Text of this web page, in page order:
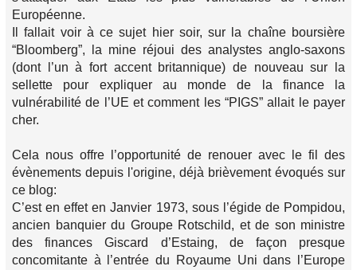
Européenne.
Il fallait voir à ce sujet hier soir, sur la chaîne boursière
“Bloomberg”, la mine réjoui des analystes anglo-saxons
(dont l’un à fort accent britannique) de nouveau sur la
sellette pour expliquer au monde de la finance la
vulnérabilité de l’UE et comment les “PIGS” allait le payer
cher.
Cela nous offre l’opportunité de renouer avec le fil des
évènements depuis l'origine, déjà brièvement évoqués sur
ce blog:
C’est en effet en Janvier 1973, sous l’égide de Pompidou,
ancien banquier du Groupe Rotschild, et de son ministre
des finances Giscard d’Estaing, de façon presque
concomitante à l’entrée du Royaume Uni dans l’Europe